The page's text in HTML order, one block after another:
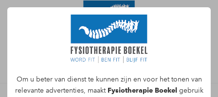
Om u beter van dienst te kunnen zijn en voor het tonen van
relevante advertenties, maakt Fysiotherapie Boekel gebruik
Afspraak maken